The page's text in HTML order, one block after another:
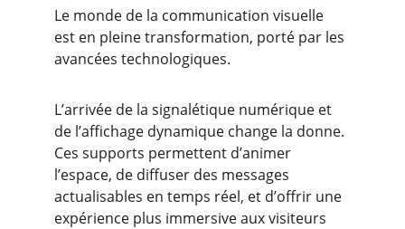
Le monde de la communication visuelle
est en pleine transformation, porté par les
avancées technologiques.
L’arrivée de la signalétique numérique et
de l’affichage dynamique change la donne.
Ces supports permettent d’animer
l’espace, de diffuser des messages
actualisables en temps réel, et d’offrir une
expérience plus immersive aux visiteurs